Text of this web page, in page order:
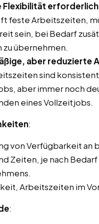
Flexibilität erforderlich
feste Arbeitszeiten,
sein, bei Bedarf
zu übernehmen.
aber reduzierte
sind
aber immer noch
eines Vollzeitjobs.
:
von Verfügbarkeit an
Zeiten, je nach Bedarf
Arbeitszeiten im
: